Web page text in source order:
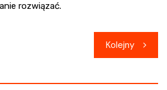
rozwiązać.
Kolejny